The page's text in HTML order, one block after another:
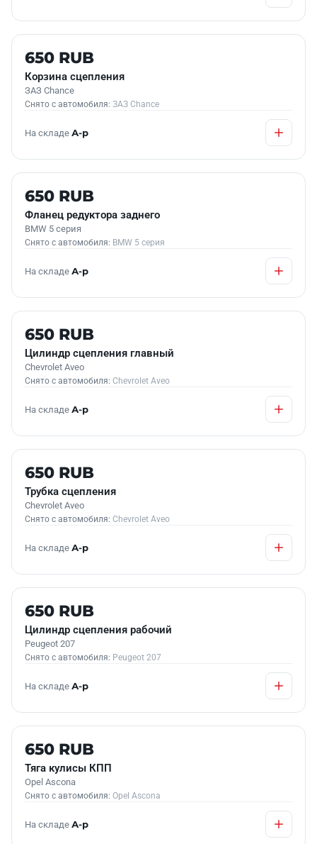
Б/У В НАЛИЧИИ
650 RUB
Корзина сцепления
ЗАЗ Chance
Снято с автомобиля: ЗАЗ Chance
На складе А-р
Б/У В НАЛИЧИИ
650 RUB
Фланец редуктора заднего
BMW 5 серия
Снято с автомобиля: BMW 5 серия
На складе А-р
Б/У В НАЛИЧИИ
650 RUB
Цилиндр сцепления главный
Chevrolet Aveo
Снято с автомобиля: Chevrolet Aveo
На складе А-р
Б/У В НАЛИЧИИ
650 RUB
Трубка сцепления
Chevrolet Aveo
Снято с автомобиля: Chevrolet Aveo
На складе А-р
Б/У В НАЛИЧИИ
650 RUB
Цилиндр сцепления рабочий
Peugeot 207
Снято с автомобиля: Peugeot 207
На складе А-р
Б/У В НАЛИЧИИ
650 RUB
Тяга кулисы КПП
Opel Ascona
Снято с автомобиля: Opel Ascona
На складе А-р